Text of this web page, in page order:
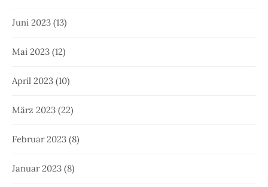
Juni 2023 (13)
Mai 2023 (12)
April 2023 (10)
März 2023 (22)
Februar 2023 (8)
Januar 2023 (8)